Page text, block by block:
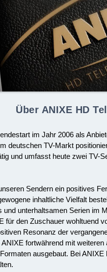
Über ANIXE HD
im Jahr 2006 als
deutschen TV-Markt
und umfasst heute zwei TV-
Sendern ein positives
inhaltliche Vielfalt
und unterhaltsamen Serien im
für den Zuschauer wohltuend
Resonanz der
fortwährend mit weiteren
ausgebaut. Bei